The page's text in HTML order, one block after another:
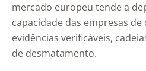
mercado europeu tende a
capacidade das empresas
evidências verificáveis,
de desmatamento.